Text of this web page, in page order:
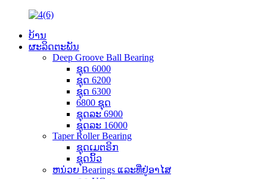
ບ້ານ
ຜະລິດຕະພັນ
Deep Groove Ball Bearing
ຊຸດ 6000
ຊຸດ 6200
ຊຸດ 6300
6800 ຊຸດ
ຊຸດລະ 6900
ຊຸດລະ 16000
Taper Roller Bearing
ຊຸດເມຕຣິກ
ຊຸດນິ້ວ
ຫນ່ວຍ Bearings ແລະທີ່ຢູ່ອາໄສ